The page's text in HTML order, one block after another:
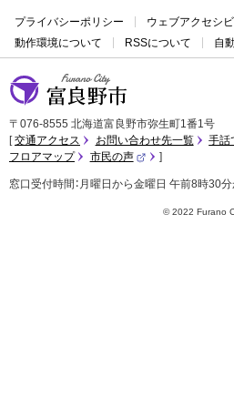
プライバシーポリシー
ウェブアクセシ
動作環境について
RSSについて 自
〒076-8555 北海道富良野市弥生町1番1号
交通アクセス
お問い合わせ先一覧 手話
フロアマップ
市民の声
外
部
窓口受付時間：月曜日から金曜日 午前8時30
© 2022 Furano